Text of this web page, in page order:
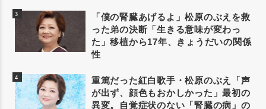
「僕の腎臓あげるよ」松原のぶえを救
った弟の決断「生きる意味が変わっ
た」移植から17年、きょうだいの関係
性
重篤だった紅白歌手・松原のぶえ「声
が出ず、顔色もおかしかった」最初の
異変。自覚症状のない「腎臓の病」の